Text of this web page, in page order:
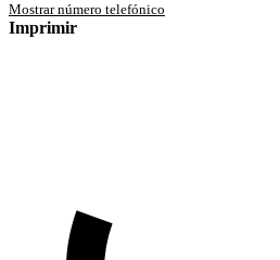
Mostrar número telefónico
Imprimir